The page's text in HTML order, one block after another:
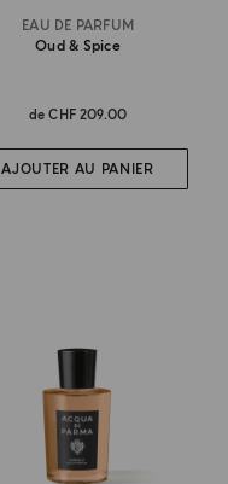
EAU DE PARFUM
Oud & Spice
deCHF 209.00
AJOUTER AU PANIER